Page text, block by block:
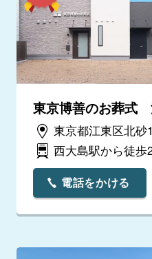
東京博善のお葬式
東京都江東区北砂
西大島駅から徒歩
電話をかける